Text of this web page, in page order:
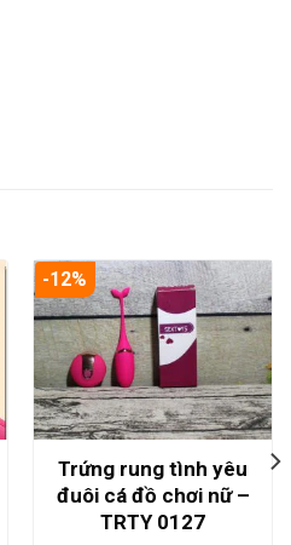
-12%
Trứng rung tình yêu
đuôi cá đồ chơi nữ –
TRTY 0127